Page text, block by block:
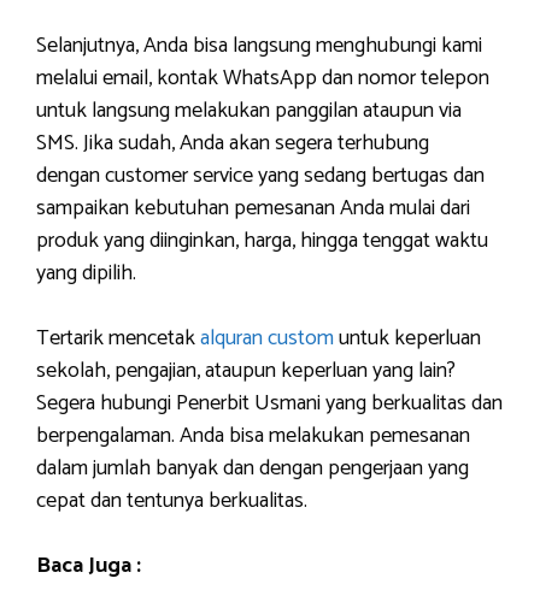
Selanjutnya, Anda bisa langsung menghubungi kami
melalui email, kontak WhatsApp dan nomor telepon
untuk langsung melakukan panggilan ataupun via
SMS. Jika sudah, Anda akan segera terhubung
dengan customer service yang sedang bertugas dan
sampaikan kebutuhan pemesanan Anda mulai dari
produk yang diinginkan, harga, hingga tenggat waktu
yang dipilih.
Tertarik mencetakalquran customuntuk keperluan
sekolah, pengajian, ataupun keperluan yang lain?
Segera hubungi Penerbit Usmani yang berkualitas dan
berpengalaman. Anda bisa melakukan pemesanan
dalam jumlah banyak dan dengan pengerjaan yang
cepat dan tentunya berkualitas.
Baca Juga :